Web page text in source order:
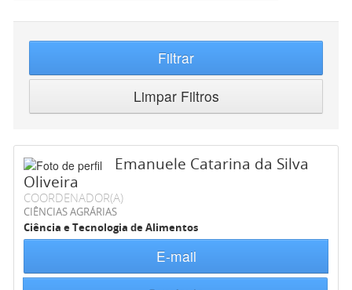
Filtrar
Limpar Filtros
Emanuele Catarina da Silva
Oliveira
COORDENADOR(A)
CIÊNCIAS AGRÁRIAS
Ciência e Tecnologia de Alimentos
E-mail